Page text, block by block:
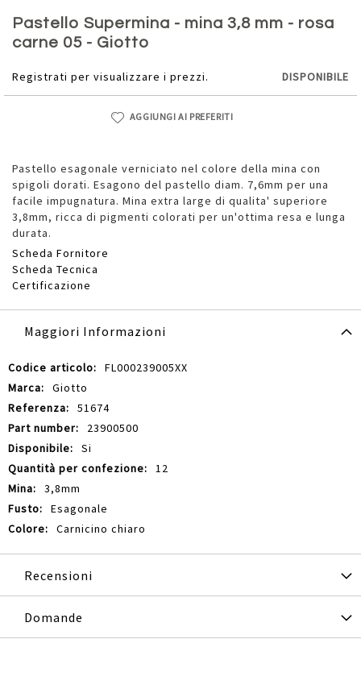
Pastello Supermina - mina 3,8 mm - rosa
carne 05 - Giotto
Registrati per visualizzare i prezzi. DISPONIBILE
AGGIUNGI AI PREFERITI
Pastello esagonale verniciato nel colore della mina con
spigoli dorati. Esagono del pastello diam. 7,6mm per una
facile impugnatura. Mina extra large di qualita' superiore
3,8mm, ricca di pigmenti colorati per un'ottima resa e lunga
durata.
Scheda Fornitore
Scheda Tecnica
Certificazione
all'inizio
della
galleria
immagini
Maggiori Informazioni
Maggiori
Informazioni
FL000239005XX
Giotto
51674
23900500
Si
12
3,8mm
Esagonale
Carnicino chiaro
Recensioni
Domande